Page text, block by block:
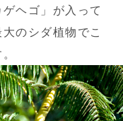
ヘゴ」が入って
のシダ植物でこ